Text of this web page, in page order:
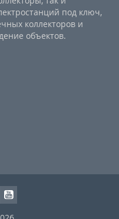
под ключ,
коллекторов и
объектов.